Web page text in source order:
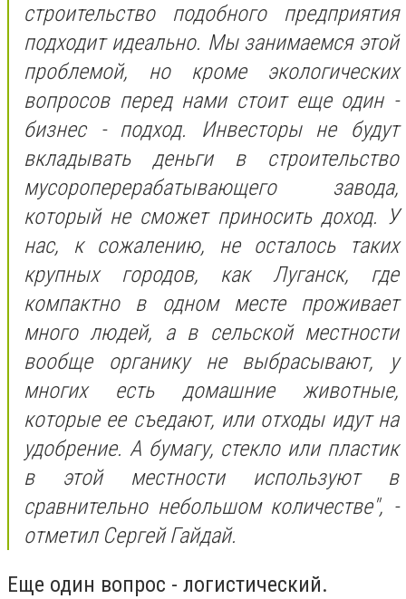
строительство подобного предприятия
подходит идеально. Мы занимаемся этой
проблемой, но кроме экологических
вопросов перед нами стоит еще один -
бизнес - подход. Инвесторы не будут
вкладывать деньги в строительство
мусороперерабатывающего завода,
который не сможет приносить доход. У
нас, к сожалению, не осталось таких
крупных городов, как Луганск, где
компактно в одном месте проживает
много людей, а в сельской местности
вообще органику не выбрасывают, у
многих есть домашние животные,
которые ее съедают, или отходы идут на
удобрение. А бумагу, стекло или пластик
в этой местности используют в
сравнительно небольшом количестве", -
отметил Сергей Гайдай.
Еще один вопрос - логистический.